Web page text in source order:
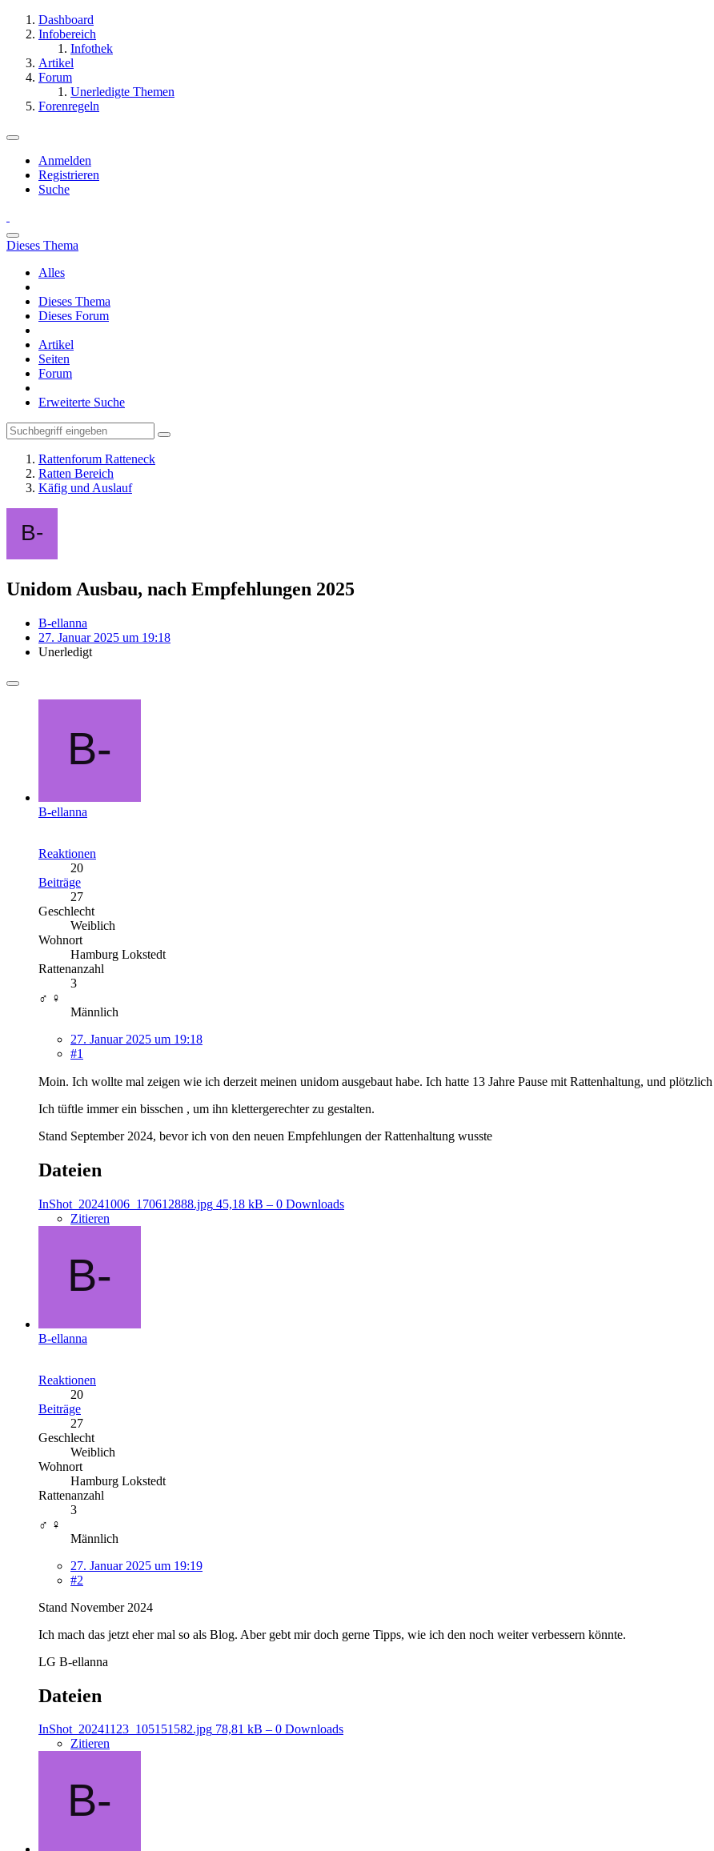
Dashboard
Infobereich
Infothek
Artikel
Forum
Unerledigte Themen
Forenregeln
Anmelden
Registrieren
Suche
Dieses Thema
Alles
Dieses Thema
Dieses Forum
Artikel
Seiten
Forum
Erweiterte Suche
Rattenforum Ratteneck
Ratten Bereich
Käfig und Auslauf
Unidom Ausbau, nach Empfehlungen 2025
B-ellanna
27. Januar 2025 um 19:18
Unerledigt
B-ellanna
Reaktionen
20
Beiträge
27
Geschlecht
Weiblich
Wohnort
Hamburg Lokstedt
Rattenanzahl
3
♂ ♀
Männlich
27. Januar 2025 um 19:18
#1
Moin. Ich wollte mal zeigen wie ich derzeit meinen unidom ausgebaut habe. Ich hatte 13 Jahre Pause mit Rattenhaltung, und
Ich tüftle immer ein bisschen , um ihn klettergerechter zu gestalten.
Stand September 2024, bevor ich von den neuen Empfehlungen der Rattenhaltung wusste
Dateien
InShot_20241006_170612888.jpg 45,18 kB – 0 Downloads
Zitieren
B-ellanna
Reaktionen
20
Beiträge
27
Geschlecht
Weiblich
Wohnort
Hamburg Lokstedt
Rattenanzahl
3
♂ ♀
Männlich
27. Januar 2025 um 19:19
#2
Stand November 2024
Ich mach das jetzt eher mal so als Blog. Aber gebt mir doch gerne Tipps, wie ich den noch weiter verbessern könnte.
LG B-ellanna
Dateien
InShot_20241123_105151582.jpg 78,81 kB – 0 Downloads
Zitieren